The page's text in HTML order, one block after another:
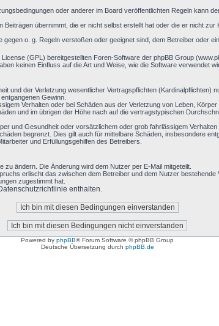
oder anderer im Board veröffentlichten Regeln kann
übernimmt, die er nicht selbst erstellt hat oder die er nicht
o. g. Regeln verstoßen oder geeignet sind, dem Betreiber oder
(GPL) bereitgestellten Foren-Software der phpBB Group
keinen Einfluss auf die Art und Weise, wie die Software verwendet
und der Verletzung wesentlicher Vertragspflichten
Gewinn.
Verhalten oder bei Schäden aus der Verletzung von Leben,
und im übrigen der Höhe nach auf die vertragstypischen
und Gesundheit oder vorsätzlichem oder grob fahrlässigem
begrenzt. Dies gilt auch für mittelbare Schäden, insbesondere
und Erfüllungsgehilfen des Betreibers.
ändern. Die Änderung wird dem Nutzer per E-Mail mitgeteilt.
erlischt das zwischen dem Betreiber und dem Nutzer bestehende
zugestimmt hat.
enthalten.
Powered by phpBB® Forum Software © phpBB Group
Deutsche Übersetzung durch phpBB.de